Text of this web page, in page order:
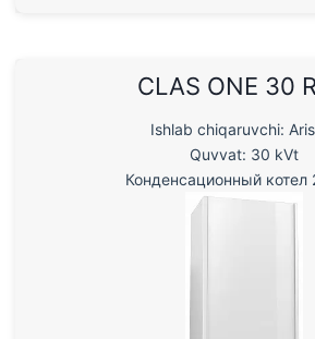
CLAS ONE 30
Ishlab chiqaruvchi:
Quvvat: 30 kVt
Конденсационный котел